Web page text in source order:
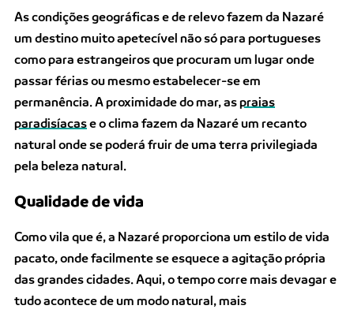
As condições geográficas e de relevo fazem da Nazaré
um destino muito apetecível não só para portugueses
como para estrangeiros que procuram um lugar onde
passar férias ou mesmo estabelecer-se em
permanência. A proximidade do mar, aspraias
paradisíacase o clima fazem da Nazaré um recanto
natural onde se poderá fruir de uma terra privilegiada
pela beleza natural.
Qualidade de vida
Como vila que é, a Nazaré proporciona um estilo de vida
pacato, onde facilmente se esquece a agitação própria
das grandes cidades. Aqui, o tempo corre mais devagar e
tudo acontece de um modo natural, mais